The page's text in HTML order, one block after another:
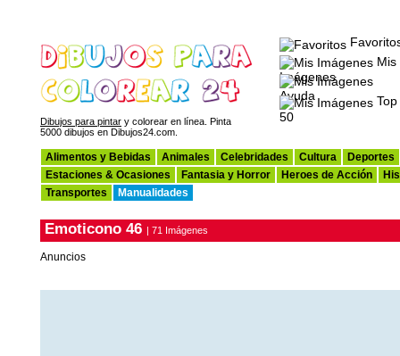
Dibujos para pintar y colorear en línea. Pinta
5000 dibujos en Dibujos24.com.
Mis
Imágenes
Ayuda
Top
50
Alimentos y Bebidas Animales Celebridades Cultura
Deportes
Estaciones & Ocasiones
Fantasia y Horror Heroes de Acción
Transportes
Manualidades
Emoticono 46 | 71 Imágenes
Anuncios